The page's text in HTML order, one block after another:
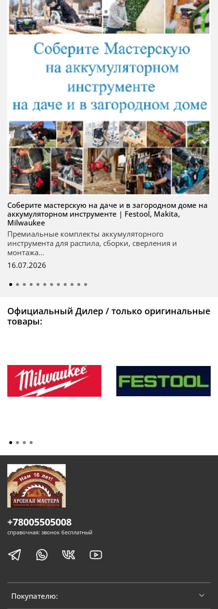
Соберите мастерскую на даче и в загородном доме на
аккумуляторном инструменте | Festool, Makita,
Milwaukee
Премиальные комплекты аккумуляторного
инструмента для распила, сборки, сверления и
монтажа...
16.07.2026
Официальный Дилер / только оригинальные
товары:
Покупателю:
+78005505008
справочная: звонок бесплатный